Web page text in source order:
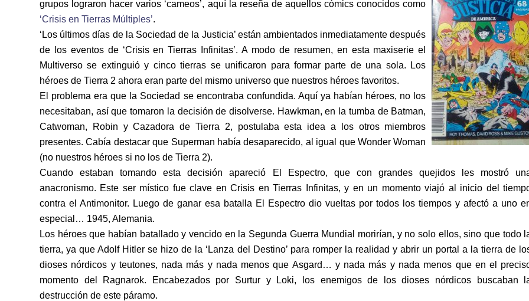
grupos lograron hacer varios ‘cameos’, aquí la reseña de aquellos cómics conocidos como
‘Crisis en Tierras Múltiples’.
‘Los últimos días de la Sociedad de la Justicia’ están ambientados inmediatamente después
de los eventos de ‘Crisis en Tierras Infinitas’. A modo de resumen, en esta maxiserie el
Multiverso se extinguió y cinco tierras se unificaron para formar parte de una sola. Los
héroes de Tierra 2 ahora eran parte del mismo universo que nuestros héroes favoritos.
El problema era que la Sociedad se encontraba confundida. Aquí ya habían héroes, no los
necesitaban, así que tomaron la decisión de disolverse. Hawkman, en la tumba de Batman,
Catwoman, Robin y Cazadora de Tierra 2, postulaba esta idea a los otros miembros
presentes. Cabía destacar que Superman había desaparecido, al igual que Wonder Woman
(no nuestros héroes si no los de Tierra 2).
Cuando estaban tomando esta decisión apareció El Espectro, que con grandes quejidos les mostró
anacronismo. Este ser místico fue clave en Crisis en Tierras Infinitas, y en un momento viajó al inicio del
contra el Antimonitor. Luego de ganar esa batalla El Espectro dio vueltas por todos los tiempos y afectó a uno
especial… 1945, Alemania.
Los héroes que habían batallado y vencido en la Segunda Guerra Mundial morirían, y no solo ellos, sino que todo
tierra, ya que Adolf Hitler se hizo de la ‘Lanza del Destino’ para romper la realidad y abrir un portal a la tierra de
dioses nórdicos y teutones, nada más y nada menos que Asgard… y nada más y nada menos que en el
momento del Ragnarok. Encabezados por Surtur y Loki, los enemigos de los dioses nórdicos buscaban
destrucción de este páramo.